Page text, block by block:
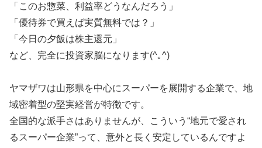
「このお惣菜、利益率どうなんだろう」
「優待券で買えば実質無料では？」
「今日の夕飯は株主還元」
など、完全に投資家脳になります(^｡^)
ヤマザワは山形県を中心にスーパーを展開する企業で、地
域密着型の堅実経営が特徴です。
全国的な派手さはありませんが、こういう“地元で愛され
るスーパー企業”って、意外と長く安定しているんですよ